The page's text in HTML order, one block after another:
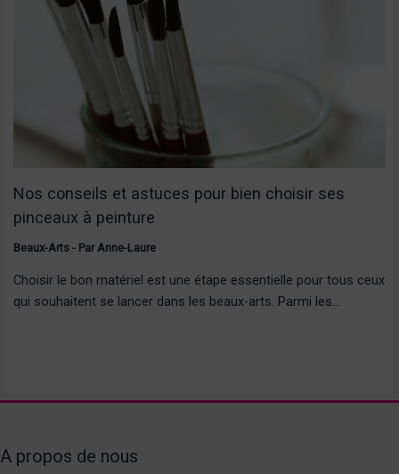
Nos conseils et astuces pour bien choisir ses
pinceaux à peinture
Beaux-Arts- Par Anne-Laure
Choisir le bon matériel est une étape essentielle pour tous ceux
qui souhaitent se lancer dans les beaux-arts. Parmi les…
A propos de nous